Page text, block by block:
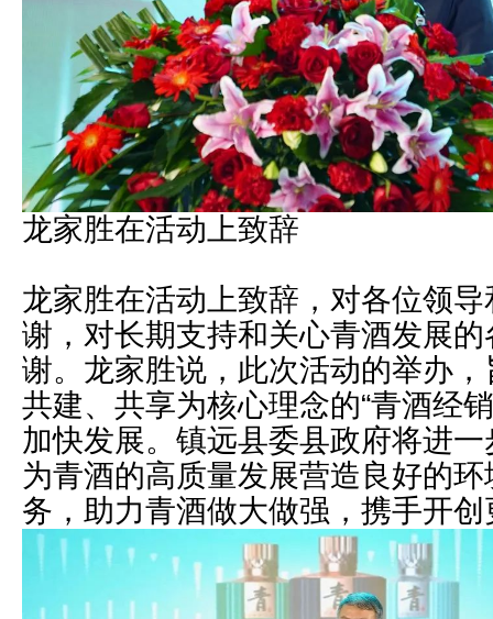
龙家胜在活动上致辞
龙家胜在活动上致辞，对各位领
谢，对长期支持和关心青酒发展
谢。龙家胜说，此次活动的举办
共建、共享为核心理念的“青酒经
加快发展。镇远县委县政府将进
为青酒的高质量发展营造良好的
务，助力青酒做大做强，携手开